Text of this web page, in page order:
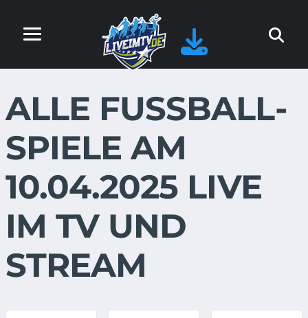
ALLE FUSSBALL-S
PIELE AM 1
0.04.2025 LIVE I
M TV UND S
TREAM